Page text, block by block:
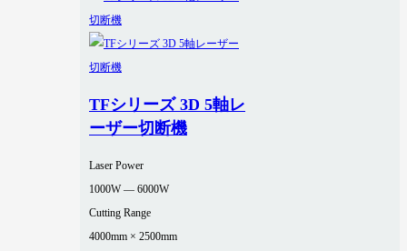
TFシリーズ 3D 5軸レ
ーザー切断機
Laser Power
1000W — 6000W
Cutting Range
4000mm × 2500mm